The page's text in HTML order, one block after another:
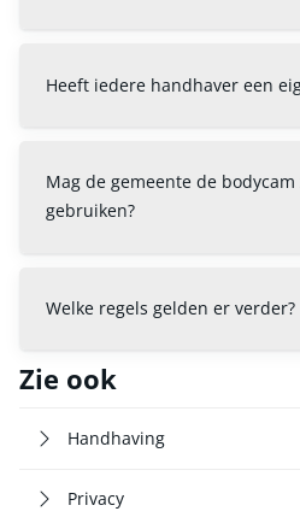
Heeft iedere handhaver een
Mag de gemeente de
gebruiken?
Welke regels gelden er verder?
Zie ook
Handhaving
Privacy